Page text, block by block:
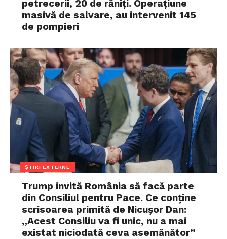
petrecerii, 20 de răniți. Operațiune
masivă de salvare, au intervenit 145
de pompieri
ȘTIRI EXTERNE
Trump invită România să facă parte
din Consiliul pentru Pace. Ce conține
scrisoarea primită de Nicușor Dan:
„Acest Consiliu va fi unic, nu a mai
existat niciodată ceva asemănător”